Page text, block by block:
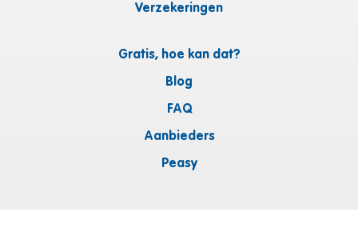
Verzekeringen
Gratis, hoe kan dat?
Blog
FAQ
Aanbieders
Peasy